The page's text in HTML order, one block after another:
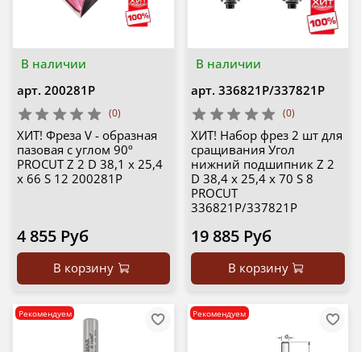
В наличии
арт. 200281P
(0)
ХИТ! Фреза V - образная
пазовая с углом 90º
PROCUT Z 2 D 38,1 x 25,4
x 66 S 12 200281P
4 855 Руб
В корзину
В наличии
арт. 336821P/337821P
(0)
ХИТ! Набор фрез 2 шт для
сращивания Угол
нижний подшипник Z 2
D 38,4 x 25,4 x 70 S 8
PROCUT
336821P/337821P
19 885 Руб
В корзину
Рекомендуем Рекомендуем